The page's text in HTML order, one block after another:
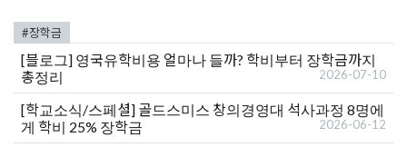
#장학금
[블로그] 영국유학비용 얼마나 들까? 학비부터 장학금까지
총정리
2026-07-10
[학교소식/스페셜] 골드스미스 창의경영대 석사과정 8명에
게 학비 25% 장학금
2026-06-12